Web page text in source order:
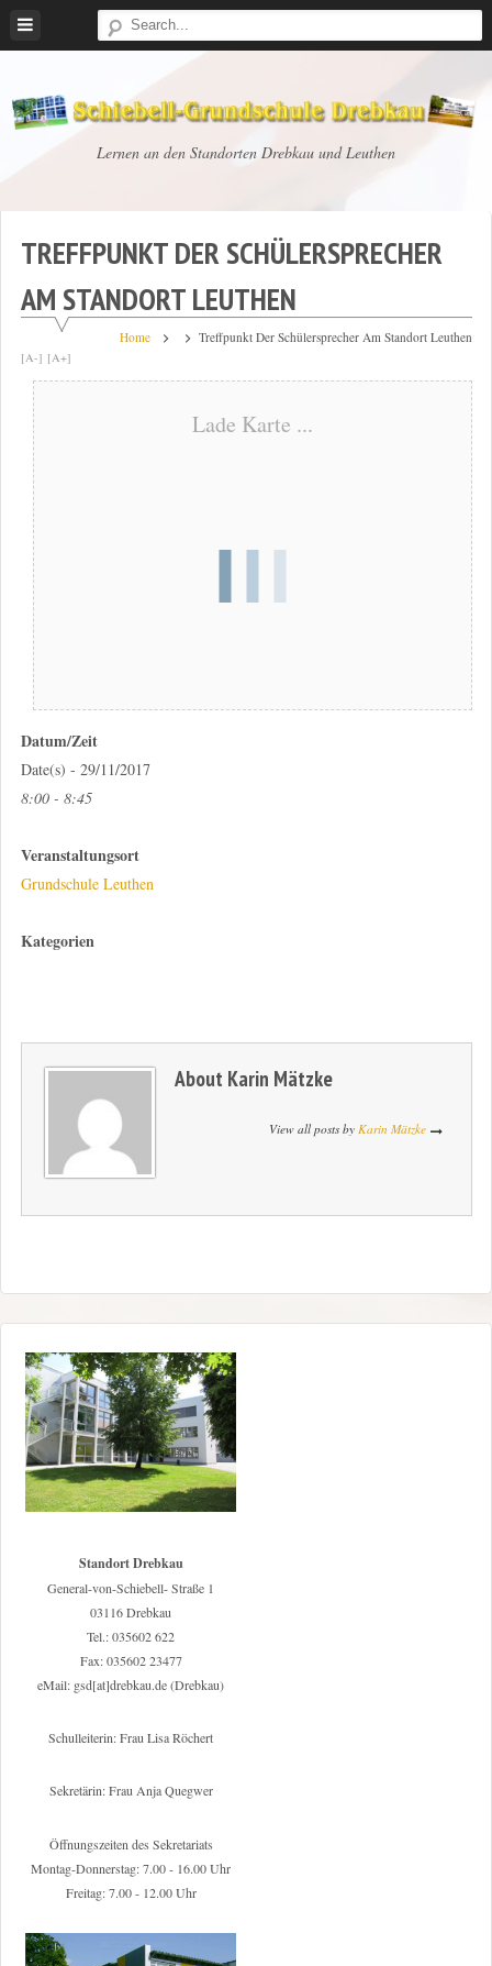
Skip
Schiebell-
Drebkau
Lernen an den Standorten Drebkau und Leuthen
TREFFPUNKT DER SCHÜLERSPRECHER
AM STANDORT LEUTHEN
Home Treffpunkt Der Schülersprecher Am Standort Leuthen
[A-] [A+]
Lade Karte ...
Datum/Zeit
Date(s) - 29/11/2017
8:00 - 8:45
Veranstaltungsort
Grundschule Leuthen
Kategorien
About Karin Mätzke
View all posts by Karin Mätzke
Standort Drebkau
General-von-Schiebell- Straße 1
03116 Drebkau
Tel.: 035602 622
Fax: 035602 23477
eMail: gsd[at]drebkau.de (Drebkau)
Schulleiterin: Frau Lisa Röchert
Sekretärin: Frau Anja Quegwer
Öffnungszeiten des Sekretariats
Montag-Donnerstag: 7.00 - 16.00 Uhr
Freitag: 7.00 - 12.00 Uhr